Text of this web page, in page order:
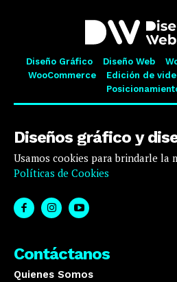
Diseño Gráfico Diseño Web
WooCommerce
Edición de
Diseños gráfico y
Usamos cookies para brindarle la
Políticas de Cookies
Contáctanos
Quienes Somos